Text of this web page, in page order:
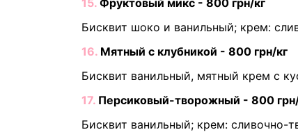
15. Фруктовый микс - 800 грн/кг
Бисквит шоко и ванильный; крем:
16. Мятный с клубникой - 800 грн/кг
Бисквит ванильный, мятный крем с
17. Персиковый-творожный - 800
Бисквит ванильный; крем: сливочно-